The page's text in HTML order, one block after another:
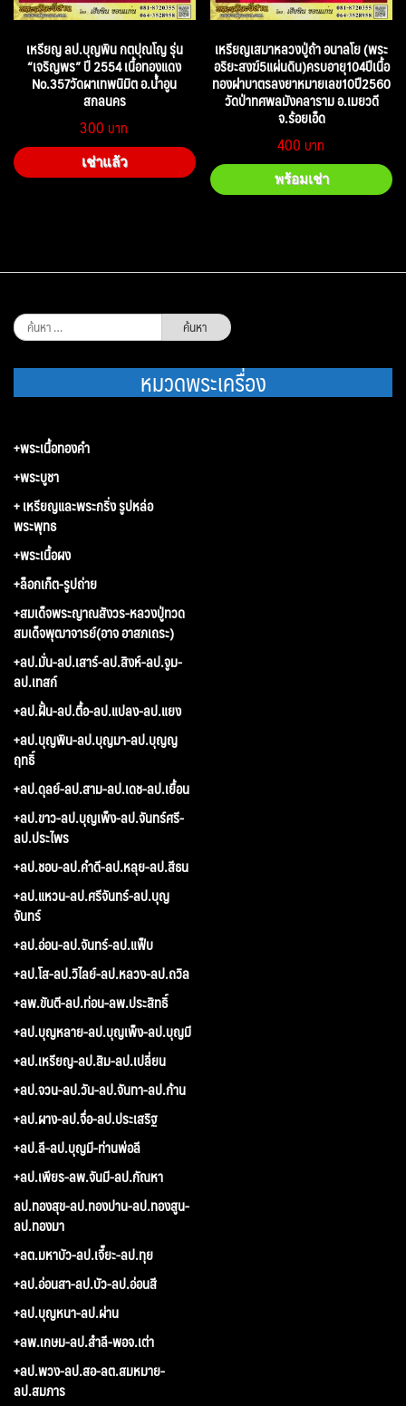
เหรียญ ลป.บุญพิน กตปุณโญ รุ่น
“เจริญพร” ปี 2554 เนื้อทองแดง
No.357วัดผาเทพนิมิต อ.น้ำอูน
สกลนคร
300
เช่าแล้ว
เหรียญเสมาหลวงปู่ถ้า อนาลโย (พระ
อริยะสงฆ์5แผ่นดิน)ครบอายุ104ปีเนื้อ
ทองฝาบาตรลงยาหมายเลข10ปี2560
วัดป่าทศพลมังคลาราม อ.เมยวดี
จ.ร้อยเอ็ด
400
พร้อมเช่า
ค้นหา
สำหรับ:
หมวดพระเครื่อง
+พระเนื้อทองคำ
+พระบูชา
+ เหรียญและพระกริ่ง รูปหล่อ
พระพุทธ
+พระเนื้อผง
+ล็อกเก็ต-รูปถ่าย
+สมเด็จพระญาณสังวร-หลวงปู่ทวด
สมเด็จพุฒาจารย์(อาจ อาสภเถระ)
+ลป.มั่น-ลป.เสาร์-ลป.สิงห์-ลป.จูม-
ลป.เทสก์
+ลป.ฝั้น-ลป.ตื้อ-ลป.แปลง-ลป.แยง
+ลป.บุญพิน-ลป.บุญมา-ลป.บุญญ
ฤทธิ์
+ลป.ดุลย์-ลป.สาม-ลป.เดช-ลป.เยื้อน
+ลป.ขาว-ลป.บุญเพ็ง-ลป.จันทร์ศรี-
ลป.ประไพร
+ลป.ชอบ-ลป.คำดี-ลป.หลุย-ลป.สีธน
+ลป.แหวน-ลป.ศรีจันทร์-ลป.บุญ
จันทร์
+ลป.อ่อน-ลป.จันทร์-ลป.แฟ็บ
+ลป.โส-ลป.วิไลย์-ลป.หลวง-ลป.ถวิล
+ลพ.ขันตี-ลป.ท่อน-ลพ.ประสิทธิ์
+ลป.บุญหลาย-ลป.บุญเพ็ง-ลป.บุญมี
+ลป.เหรียญ-ลป.สิม-ลป.เปลี่ยน
+ลป.จวน-ลป.วัน-ลป.จันทา-ลป.ก้าน
+ลป.ผาง-ลป.จื่อ-ลป.ประเสริฐ
+ลป.ลี-ลป.บุญมี-ท่านพ่อลี
+ลป.เพียร-ลพ.จันมี-ลป.กัณหา
ลป.ทองสุข-ลป.ทองปาน-ลป.ทองสูน-
ลป.ทองมา
+ลต.มหาบัว-ลป.เจี๊ยะ-ลป.ทุย
+ลป.อ่อนสา-ลป.บัว-ลป.อ่อนสี
+ลป.บุญหนา-ลป.ผ่าน
+ลพ.เกษม-ลป.สำลี-พอจ.เต่า
+ลป.พวง-ลป.สอ-ลต.สมหมาย-
ลป.สมภาร